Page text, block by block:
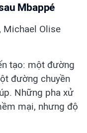
Mbappé
Michael Olise
tạo: một đường
đường chuyền
Những pha xử
mại, nhưng độ